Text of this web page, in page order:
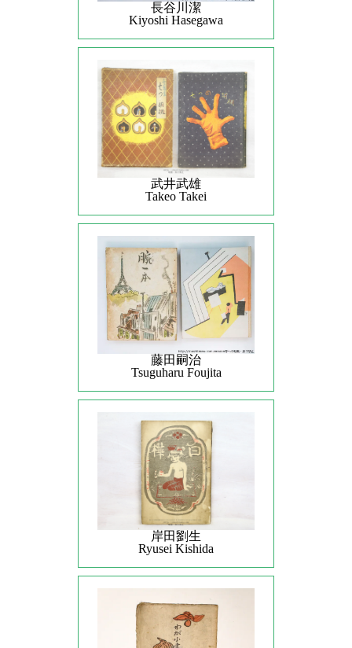
長谷川潔
Kiyoshi Hasegawa
武井武雄
Takeo Takei
藤田嗣治
Tsuguharu Foujita
岸田劉生
Ryusei Kishida